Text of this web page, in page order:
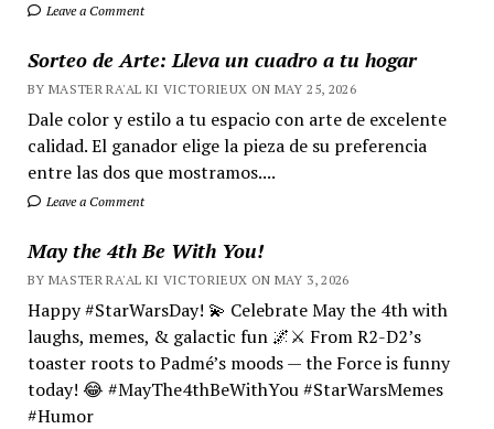
Leave a Comment
Sorteo de Arte: Lleva un cuadro a tu hogar
BY MASTER RA'AL KI VICTORIEUX ON MAY 25, 2026
Dale color y estilo a tu espacio con arte de excelente
calidad. El ganador elige la pieza de su preferencia
entre las dos que mostramos....
Leave a Comment
May the 4th Be With You!
BY MASTER RA'AL KI VICTORIEUX ON MAY 3, 2026
Happy #StarWarsDay! 💫 Celebrate May the 4th with
laughs, memes, & galactic fun 🌌⚔️ From R2-D2’s
toaster roots to Padmé’s moods — the Force is funny
today! 😂 #MayThe4thBeWithYou #StarWarsMemes
#Humor